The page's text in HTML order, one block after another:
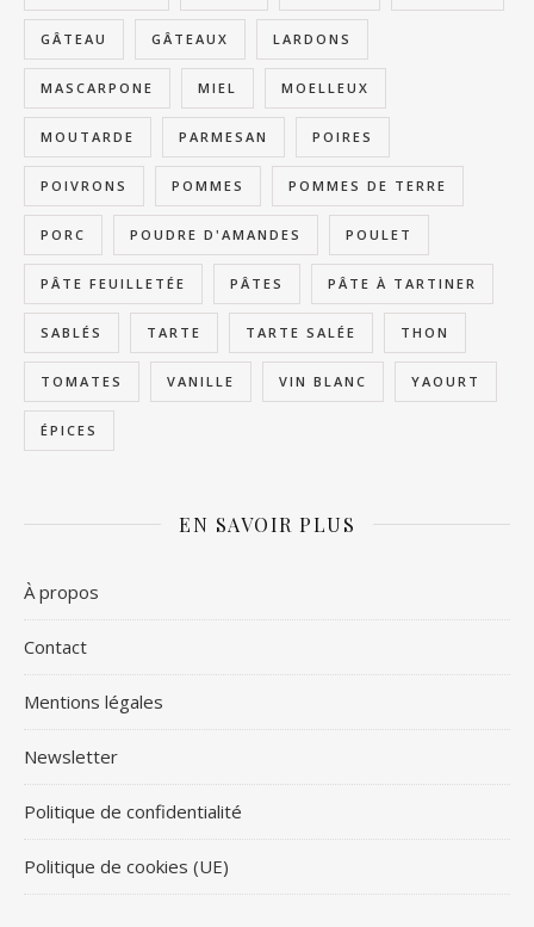
GÂTEAU GÂTEAUX LARDONS
MASCARPONE MIEL MOELLEUX
MOUTARDE PARMESAN POIRES
POIVRONS POMMES POMMES DE TERRE
PORC POUDRE D'AMANDES POULET
PÂTE FEUILLETÉE PÂTES PÂTE À TARTINER
SABLÉS TARTE TARTE SALÉE THON
TOMATES VANILLE VIN BLANC YAOURT
ÉPICES
EN SAVOIR PLUS
À propos
Contact
Mentions légales
Newsletter
Politique de confidentialité
Politique de cookies (UE)